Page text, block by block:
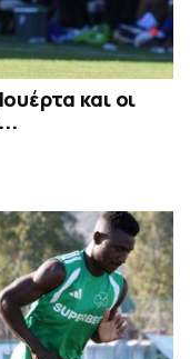
και οι